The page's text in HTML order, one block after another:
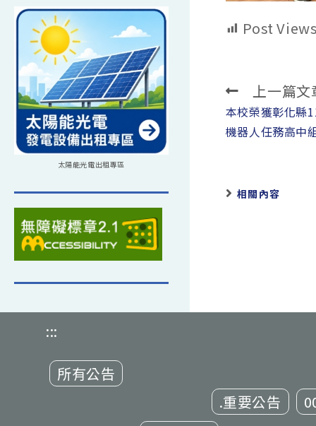
Post
Read
more
articles
上一篇文
本校榮獲彰化縣
機器人任務高中
相關內容
太陽能光電出租專區
:::
所有公告
.重要公告